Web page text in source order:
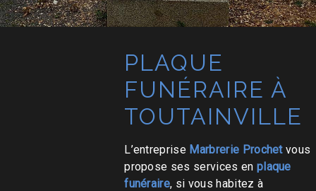
PLAQUE
FUNÉRAIRE À
TOUTAINVILLE
L’entreprise Marbrerie Prochetvous
propose ses services en plaque
funéraire, si vous habitez à